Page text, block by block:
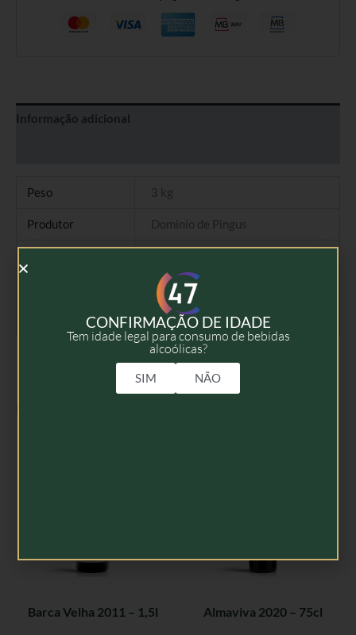
Informação adicional
Peso 3 kg
Produtor Dominio de Pingus
2020
1,5l, Magnum
Barca Velha 2011 – 1,5l Almaviva 2020 – 75cl
CONFIRMAÇÃO DE IDADE
Tem idade legal para consumo de bebidas
alcoólicas?
SIM NÃO